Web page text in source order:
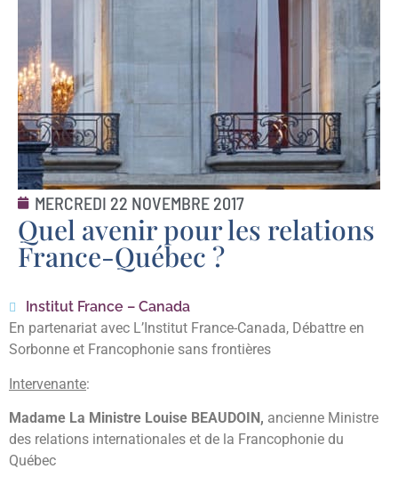
MERCREDI 22 NOVEMBRE 2017
Quel avenir pour les relations
France-Québec ?
Institut France – Canada
En partenariat avec L’Institut France-Canada, Débattre en
Sorbonne et Francophonie sans frontières
Intervenante:
Madame La Ministre Louise BEAUDOIN, ancienne Ministre
des relations internationales et de la Francophonie du
Québec